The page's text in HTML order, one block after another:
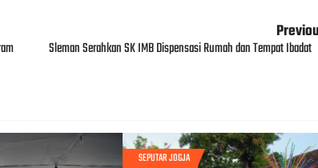
Sleman Serahkan SK IMB Dispensasi Rumah dan Tempat Ibadat
SEPUTAR JOGJA